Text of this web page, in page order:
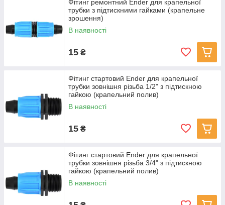
Фітинг ремонтний Ender для крапельної
трубки з підтискними гайками (крапельне
зрошення)
В наявності
15 ₴
Фітинг стартовий Ender для крапельної
трубки зовнішня різьба 1/2" з підтискною
гайкою (крапельний полив)
В наявності
15 ₴
Фітинг стартовий Ender для крапельної
трубки зовнішня різьба 3/4" з підтискною
гайкою (крапельний полив)
В наявності